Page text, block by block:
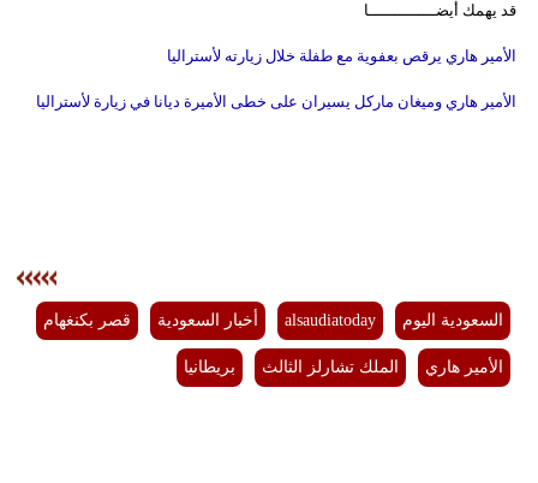
قد يهمك أيضــــــــــــــا
الأمير هاري يرقص بعفوية مع طفلة خلال زيارته لأستراليا
الأمير هاري وميغان ماركل يسيران على خطى الأميرة ديانا في زيارة لأستراليا
السعودية اليوم alsaudiatoday أخبار السعودية قصر بكنغهام
الأمير هاري الملك تشارلز الثالث بريطانيا